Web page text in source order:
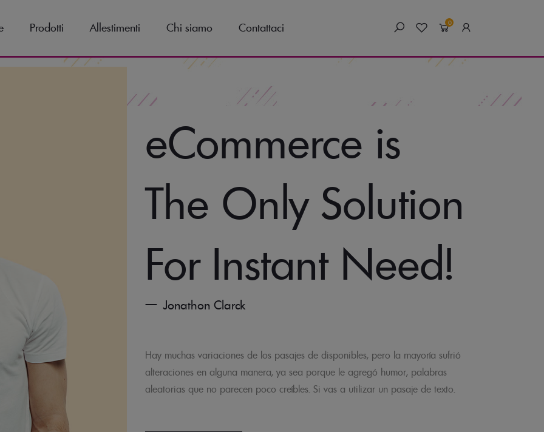
Prodotti Allestimenti Chi siamo Contattaci 0
eCommerce is
The Only Solution
For Instant Need!
Jonathon Clarck
Hay muchas variaciones de los pasajes de disponibles, pero la mayoría sufrió
alteraciones en alguna manera, ya sea porque le agregó humor, palabras
aleatorias que no parecen poco creíbles. Si vas a utilizar un pasaje de texto.